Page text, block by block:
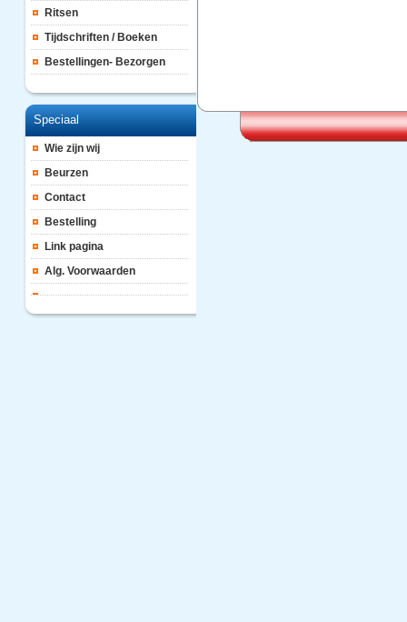
Ritsen
Tijdschriften / Boeken
Bestellingen- Bezorgen
Speciaal
Wie zijn wij
Beurzen
Contact
Bestelling
Link pagina
Alg. Voorwaarden